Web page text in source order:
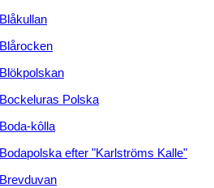
Blåkullan
Blårocken
Blökpolskan
Bockeluras Polska
Boda-kôlla
Bodapolska efter "Karlströms Kalle"
Brevduvan